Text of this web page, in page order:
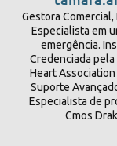
Gestora Comercial,
Especialista em
emergência.
Credenciada pela
Heart Association
Suporte
Especialista de
Cmos